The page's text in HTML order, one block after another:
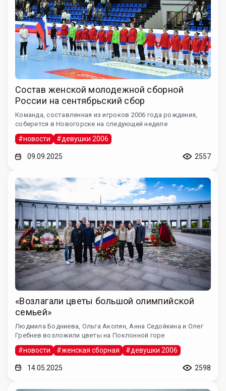
Состав женской молодежной сборной
России на сентябрьский сбор
Команда, составленная из игроков 2006 года рождения,
соберется в Новогорске на следующей неделе
#новости #девушки 2006
09.09.2025 2557
«Возлагали цветы большой олимпийской
семьей»
Людмила Бодниева, Ольга Акопян, Анна Седойкина и Олег
Гребнев возложили цветы на Поклонной горе
#новости #женская сборная #девушки 2006
14.05.2025 2598